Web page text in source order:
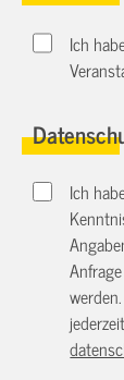
Ich
Ich